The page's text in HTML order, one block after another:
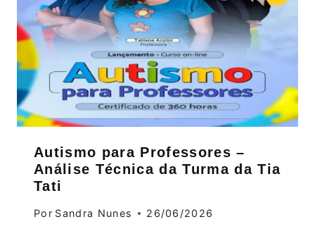
Autismo para Professores –
Análise Técnica da Turma da Tia
Tati
Por Sandra Nunes 26/06/2026